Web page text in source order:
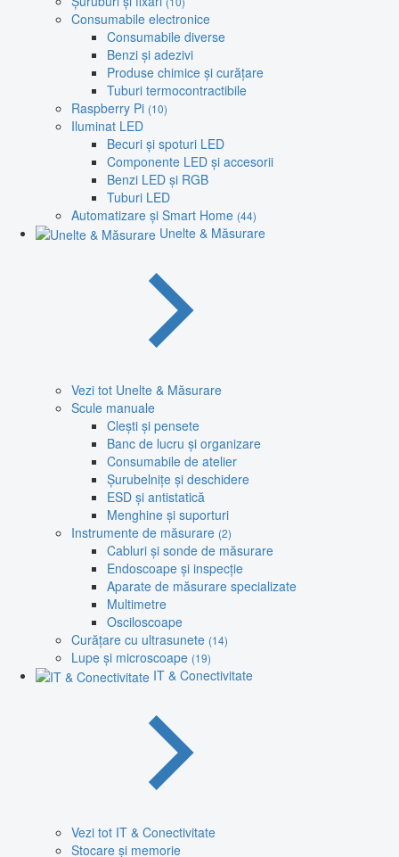
Consumabile electronice
Consumabile diverse
Benzi și adezivi
Produse chimice și curățare
Tuburi termocontractibile
Raspberry Pi (10)
Iluminat LED
Becuri și spoturi LED
Componente LED și accesorii
Benzi LED și RGB
Tuburi LED
Automatizare și Smart Home (44)
Unelte & Măsurare
Vezi tot Unelte & Măsurare
Scule manuale
Clești și pensete
Banc de lucru și organizare
Consumabile de atelier
Șurubelnițe și deschidere
ESD și antistatică
Menghine și suporturi
Instrumente de măsurare (2)
Cabluri și sonde de măsurare
Endoscoape și inspecție
Aparate de măsurare specializate
Multimetre
Osciloscoape
Curățare cu ultrasunete (14)
Lupe și microscoape (19)
IT & Conectivitate
Vezi tot IT & Conectivitate
Stocare și memorie